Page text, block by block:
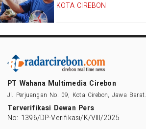
KOTA CIREBON
PT Wahana Multimedia Cirebon
Jl. Perjuangan No. 09, Kota Cirebon, Jawa Barat.
Terverifikasi Dewan Pers
No: 1396/DP-Verifikasi/K/VIII/2025